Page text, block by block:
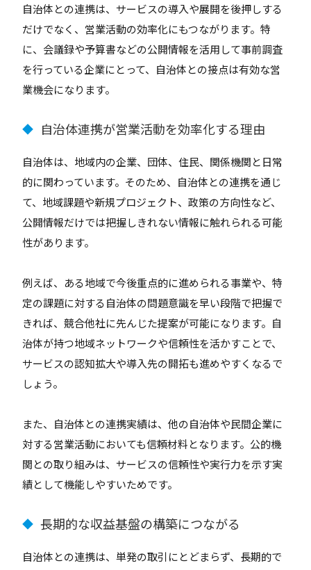
自治体との連携は、サービスの導入や展開を後押しする
だけでなく、営業活動の効率化にもつながります。特
に、会議録や予算書などの公開情報を活用して事前調査
を行っている企業にとって、自治体との接点は有効な営
業機会になります。
◆ 自治体連携が営業活動を効率化する理由
自治体は、地域内の企業、団体、住民、関係機関と日常
的に関わっています。そのため、自治体との連携を通じ
て、地域課題や新規プロジェクト、政策の方向性など、
公開情報だけでは把握しきれない情報に触れられる可能
性があります。
例えば、ある地域で今後重点的に進められる事業や、特
定の課題に対する自治体の問題意識を早い段階で把握で
きれば、競合他社に先んじた提案が可能になります。自
治体が持つ地域ネットワークや信頼性を活かすことで、
サービスの認知拡大や導入先の開拓も進めやすくなるで
しょう。
また、自治体との連携実績は、他の自治体や民間企業に
対する営業活動においても信頼材料となります。公的機
関との取り組みは、サービスの信頼性や実行力を示す実
績として機能しやすいためです。
◆ 長期的な収益基盤の構築につながる
自治体との連携は、単発の取引にとどまらず、長期的で